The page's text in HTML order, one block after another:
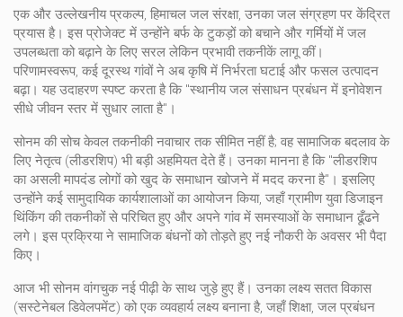
एक और उल्लेखनीय प्रकल्प, हिमाचल जल संरक्षा, उनका जल संग्रहण पर केंद्रित
प्रयास है। इस प्रोजेक्ट में उन्होंने बर्फ के टुकड़ों को बचाने और गर्मियों में जल
उपलब्धता को बढ़ाने के लिए सरल लेकिन प्रभावी तकनीकें लागू कीं।
परिणामस्वरूप, कई दूरस्थ गांवों ने अब कृषि में निर्भरता घटाई और फसल उत्पादन
बढ़ा। यह उदाहरण स्पष्ट करता है कि "स्थानीय जल संसाधन प्रबंधन में इनोवेशन
सीधे जीवन स्तर में सुधार लाता है"।
सोनम की सोच केवल तकनीकी नवाचार तक सीमित नहीं है; वह सामाजिक बदलाव के
लिए नेतृत्व (लीडरशिप) भी बड़ी अहमियत देते हैं। उनका मानना है कि "लीडरशिप
का असली मापदंड लोगों को खुद के समाधान खोजने में मदद करना है"। इसलिए
उन्होंने कई सामुदायिक कार्यशालाओं का आयोजन किया, जहाँ ग्रामीण युवा डिजाइन
थिंकिंग की तकनीकों से परिचित हुए और अपने गांव में समस्याओं के समाधान ढूँढने
लगे। इस प्रक्रिया ने सामाजिक बंधनों को तोड़ते हुए नई नौकरी के अवसर भी पैदा
किए।
आज भी सोनम वांगचुक नई पीढ़ी के साथ जुड़े हुए हैं। उनका लक्ष्य सतत विकास
(सस्टेनेबल डिवेलपमेंट) को एक व्यवहार्य लक्ष्य बनाना है, जहाँ शिक्षा, जल प्रबंधन